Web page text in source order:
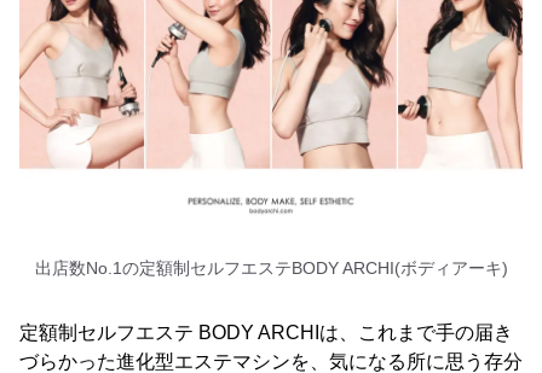
出店数No.1の定額制セルフエステBODY ARCHI(ボディアーキ)
定額制セルフエステ BODY ARCHIは、これまで手の届き
づらかった進化型エステマシンを、気になる所に思う存分